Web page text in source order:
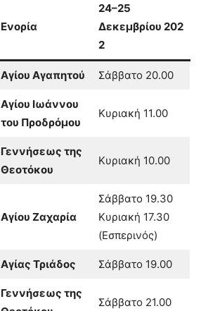
Ενορία
24–25
Δεκεμβρίου 202
2
Αγίου Αγαπητού Σάββατο 20.00
Αγίου Ιωάννου
του Προδρόμου
Κυριακή 11.00
Γεννήσεως της
Θεοτόκου
Κυριακή 10.00
Αγίου Ζαχαρία
Σάββατο 19.30
Κυριακή 17.30
(Εσπερινός)
Αγίας Τριάδος Σάββατο 19.00
Γεννήσεως της
Σάββατο 21.00